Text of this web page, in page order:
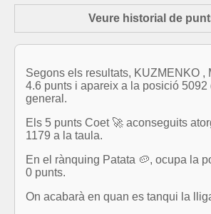
Veure historial de
Segons els resultats, KUZMENKO ,
4.6 punts i apareix a la posició 5092
general.
Els 5 punts Coet 🚀 aconseguits
1179 a la taula.
En el rànquing Patata 🥔, ocupa la
0 punts.
On acabarà en quan es tanqui la